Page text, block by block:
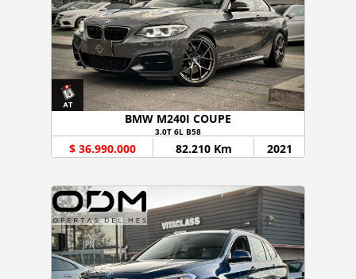
BMW M240I COUPE
3.0T 6L B58
$ 36.990.000 82.210 Km 2021